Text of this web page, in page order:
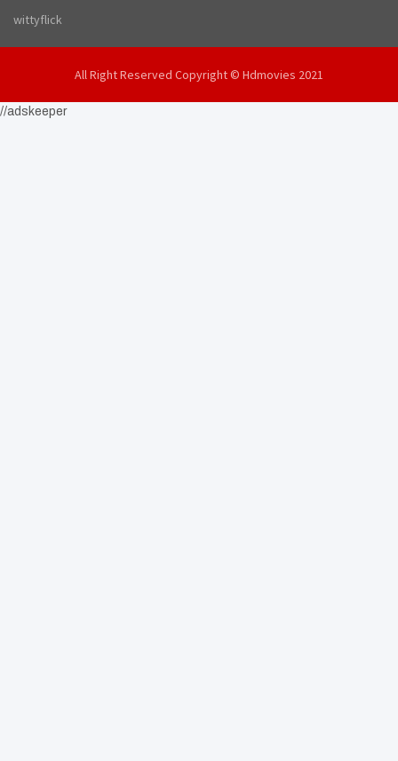
wittyflick
All Right Reserved Copyright © Hdmovies 2021
//adskeeper